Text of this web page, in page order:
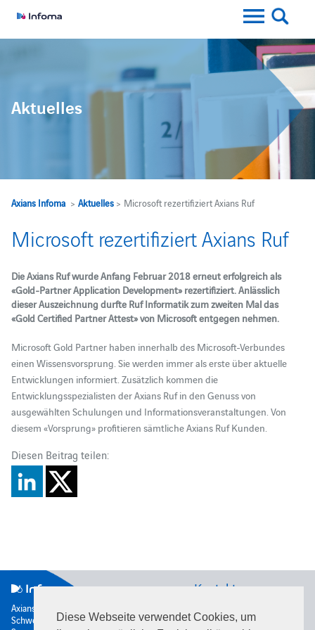
Diese Webseite verwendet Cookies, um
Aktuelles
Axians Infoma> Aktuelles> Microsoft rezertifiziert Axians Ruf
Microsoft rezertifiziert Axians Ruf
Die Axians Ruf wurde Anfang Februar 2018 erneut erfolgreich als
«Gold-Partner Application Development» rezertifiziert. Anlässlich
dieser Auszeichnung durfte Ruf Informatik zum zweiten Mal das
«Gold Certified Partner Attest» von Microsoft entgegen nehmen.
Microsoft Gold Partner haben innerhalb des Microsoft-Verbundes
einen Wissensvorsprung. Sie werden immer als erste über aktuelle
Entwicklungen informiert. Zusätzlich kommen die
Entwicklungsspezialisten der Axians Ruf in den Genuss von
ausgewählten Schulungen und Informationsveranstaltungen. Von
diesem «Vorsprung» profitieren sämtliche Axians Ruf Kunden.
Diesen Beitrag teilen:
Axians Infoma
Schweiz AG
Rütistrasse 28
Kontakt